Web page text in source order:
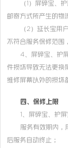
（1）屏碎宝、
邮寄方式所产生的物
（2）延长宝用
不符合服务保修范围
4、屏碎宝、护
件损坏导致无法更换
维修屏幕以外的损坏
四、保修上限
1、屏碎宝、护
服务有效期内，
后服务自动终止；